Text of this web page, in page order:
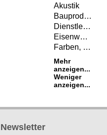
Akustik
Bauprodukte
Dienstleistungen
Eisenwaren
Farben, Lacke, Öle
Mehr
anzeigen...
Weniger
anzeigen...
Newsletter